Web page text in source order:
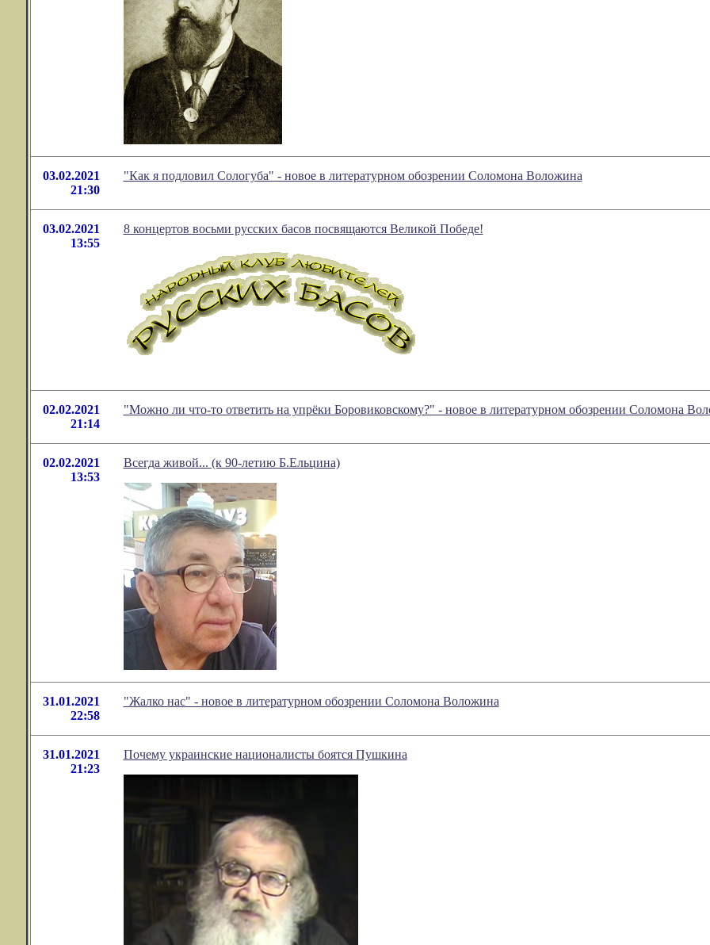
03.02.2021
21:30
"Как я подловил Сологуба" - новое в литературном обозрении Соломона Воложина
03.02.2021
13:55
8 концертов восьми русских басов посвящаются Великой Победе!
02.02.2021
21:14
"Можно ли что-то ответить на упрёки Боровиковскому?" - новое в литературном обозрении Соломона
02.02.2021
13:53
Всегда живой... (к 90-летию Б.Ельцина)
31.01.2021
22:58
"Жалко нас" - новое в литературном обозрении Соломона Воложина
31.01.2021
21:23
Почему украинские националисты боятся Пушкина